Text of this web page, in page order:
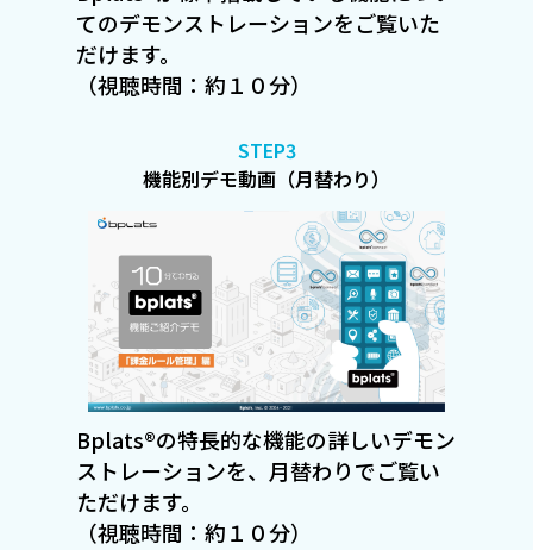
てのデモンストレーションをご覧いた
だけます。
（視聴時間：約１０分）
STEP3
機能別デモ動画（月替わり）
Bplats®の特長的な機能の詳しいデモン
ストレーションを、月替わりでご覧い
ただけます。
（視聴時間：約１０分）